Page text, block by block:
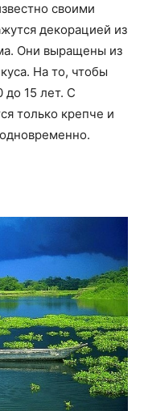
своими
декорацией из
Они выращены из
На то, чтобы
до 15 лет. С
только крепче и